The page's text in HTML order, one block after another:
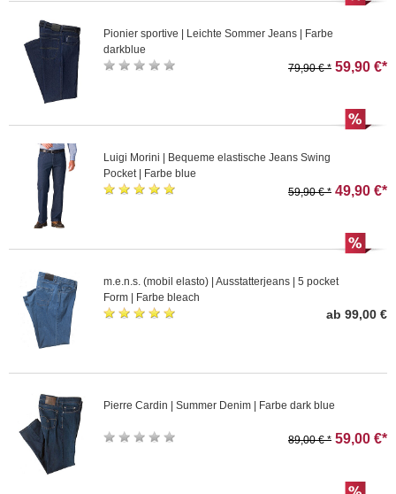
Pionier sportive | Leichte Sommer Jeans | Farbe
darkblue
79,90 € * 59,90 €*
Luigi Morini | Bequeme elastische Jeans Swing
Pocket | Farbe blue
59,90 € * 49,90 €*
m.e.n.s. (mobil elasto) | Ausstatterjeans | 5 pocket
Form | Farbe bleach
ab 99,00 €
Pierre Cardin | Summer Denim | Farbe dark blue
89,00 € * 59,00 €*